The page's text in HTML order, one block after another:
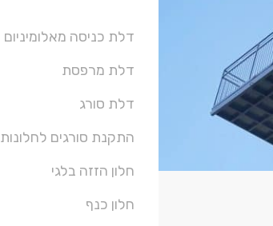
דלת כניסה מאלומיניום
דלת מרפסת
דלת סורג
התקנת סורגים לחלונות
חלון הזזה בלגי
חלון כנף